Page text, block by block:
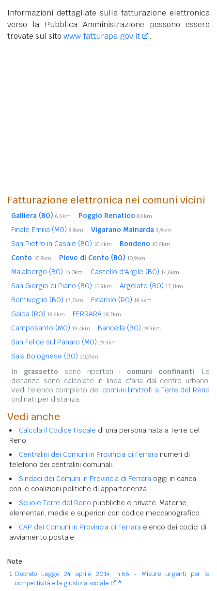
Informazioni dettagliate sulla fatturazione elettronica
verso la Pubblica Amministrazione possono essere
trovate sul sito www.fatturapa.gov.it .
Fatturazione elettronica nei comuni vicini
Galliera (BO) 6,6km Poggio Renatico 8,6km
Finale Emilia (MO) 8,8km Vigarano Mainarda 9,9km
San Pietro in Casale (BO) 10,4km Bondeno 10,6km
Cento 10,8km Pieve di Cento (BO) 10,9km
Malalbergo (BO) 14,0km Castello d'Argile (BO) 14,6km
San Giorgio di Piano (BO) 15,9km Argelato (BO) 17,1km
Bentivoglio (BO) 17,7km Ficarolo (RO) 18,4km
Gaiba (RO) 18,6km FERRARA 18,7km
Camposanto (MO) 19,4km Baricella (BO) 19,9km
San Felice sul Panaro (MO) 19,9km
Sala Bolognese (BO) 20,2km
In grassetto sono riportati i comuni confinanti. Le
distanze sono calcolate in linea d'aria dal centro urbano.
Vedi l'elenco completo dei comuni limitrofi a Terre del Reno
ordinati per distanza.
Vedi anche
Calcola il Codice Fiscale di una persona nata a Terre del
Reno.
Centralini dei Comuni in Provincia di Ferrara numeri di
telefono dei centralini comunali.
Sindaci dei Comuni in Provincia di Ferrara oggi in carica
con le coalizioni politiche di appartenenza.
Scuole Terre del Reno pubbliche e private. Materne,
elementari, medie e superiori con codice meccanografico.
CAP dei Comuni in Provincia di Ferrara elenco dei codici di
avviamento postale.
Note
Decreto Legge 24 aprile 2014, n.66 - Misure urgenti per la
competitività e la giustizia sociale
^